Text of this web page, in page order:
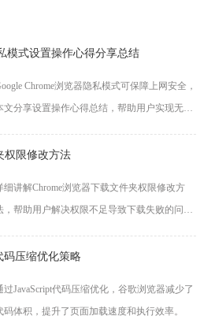
模式设置操作心得分享总结
Chrome浏览器隐私模式可保障上网安全，
文分享设置操作心得总结，帮助用户实现无
权限修改方法
细讲解Chrome浏览器下载文件夹权限修改方
，帮助用户解决权限不足导致下载失败的问
码压缩优化策略
过JavaScript代码压缩优化，谷歌浏览器减少了
码体积，提升了页面加载速度和执行效率。